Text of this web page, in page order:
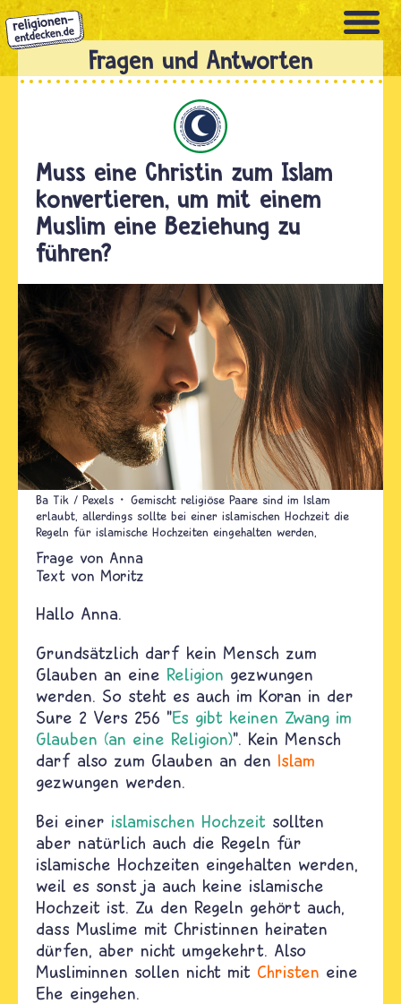
Direkt
zum
Inhalt
Muss eine Christin zum Islam
konvertieren, um mit einem
Muslim eine Beziehung zu
führen?
Ba Tik / Pexels
Gemischt religiöse Paare sind im Islam
erlaubt, allerdings sollte bei einer islamischen Hochzeit die
Regeln für islamische Hochzeiten eingehalten werden,
Anna
Text von Moritz
Hallo Anna.
Grundsätzlich darf kein Mensch zum
Glauben an eine Religion gezwungen
werden. So steht es auch im Koran in der
Sure 2 Vers 256 "Es gibt keinen Zwang im
Glauben (an eine Religion)". Kein Mensch
darf also zum Glauben an den Islam
gezwungen werden.
Bei einer islamischen Hochzeit sollten
aber natürlich auch die Regeln für
islamische Hochzeiten eingehalten werden,
weil es sonst ja auch keine islamische
Hochzeit ist. Zu den Regeln gehört auch,
dass Muslime mit Christinnen heiraten
dürfen, aber nicht umgekehrt. Also
Musliminnen sollen nicht mit Christen eine
Ehe eingehen.